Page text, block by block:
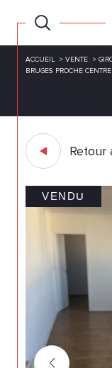
ACCUEIL VENTE
BRUGES PROCHE
Retour
VENDU